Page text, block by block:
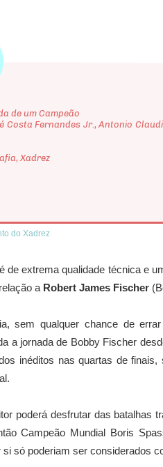
de um Campeão
Costa Fernandes Jr., Antonio
Xadrez
do Xadrez
de extrema qualidade técnica e
a Robert James Fischer
sem qualquer chance de
a jornada de Bobby Fischer
inéditos nas quartas de
poderá desfrutar das batalhas
Campeão Mundial Boris
si só poderiam ser considerados